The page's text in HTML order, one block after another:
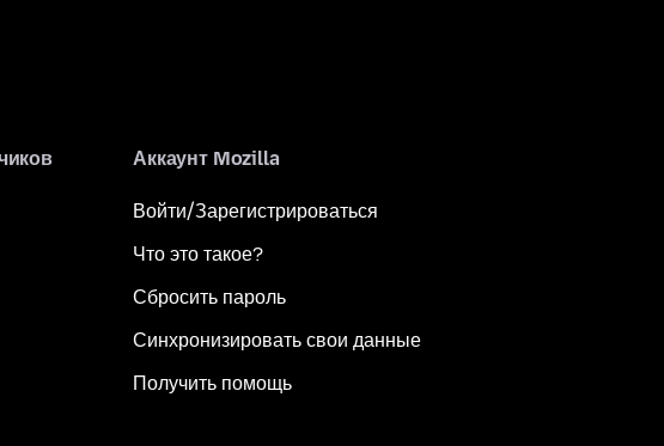
Аккаунт Mozilla
Войти/Зарегистрироваться
Что это такое?
Сбросить пароль
Синхронизировать свои данные
Получить помощь